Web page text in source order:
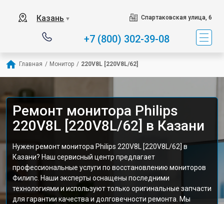
Казань ▼ Спартаковская улица, 6
+7 (800) 302-39-08
Главная / Монитор / 220V8L [220V8L/62]
Ремонт монитора Philips
220V8L [220V8L/62] в Казани
Нужен ремонт монитора Philips 220V8L [220V8L/62] в
Казани? Наш сервисный центр предлагает
профессиональные услуги по восстановлению мониторов
Филипс. Наши эксперты оснащены последними
технологиями и используют только оригинальные запчасти
для гарантии качества и долговечности ремонта. Мы